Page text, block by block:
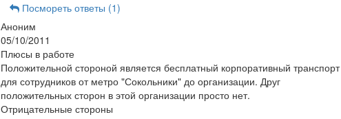
Посмореть ответы (1)
Аноним
05/10/2011
Плюсы в работе
Положительной стороной является бесплатный корпоративный транспорт
для сотрудников от метро "Сокольники" до организации. Друг
положительных сторон в этой организации просто нет.
Отрицательные стороны